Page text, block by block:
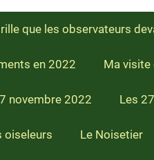
que les observateurs
en 2022 Ma visite
novembre 2022 Les
oiseleurs Le Noisetier